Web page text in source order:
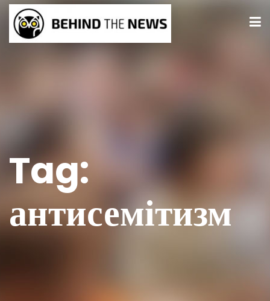
Tag:
антисемітизм